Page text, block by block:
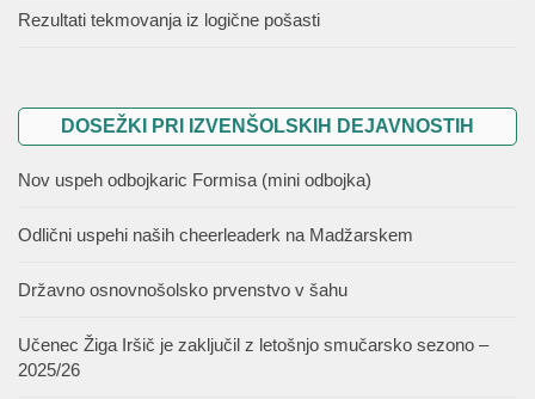
Rezultati tekmovanja iz logične pošasti
DOSEŽKI PRI IZVENŠOLSKIH DEJAVNOSTIH
Nov uspeh odbojkaric Formisa (mini odbojka)
Odlični uspehi naših cheerleaderk na Madžarskem
Državno osnovnošolsko prvenstvo v šahu
Učenec Žiga Iršič je zaključil z letošnjo smučarsko sezono –
2025/26